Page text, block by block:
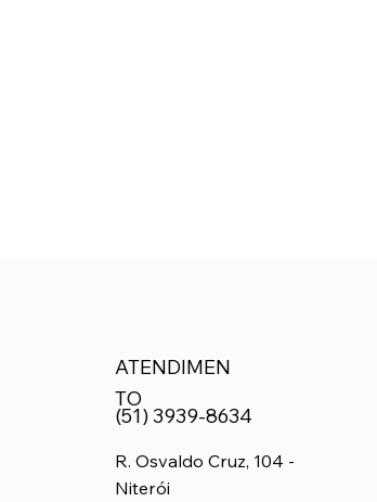
ATENDIMEN
TO
(51) 3939-8634
R. Osvaldo Cruz, 104 -
Niterói